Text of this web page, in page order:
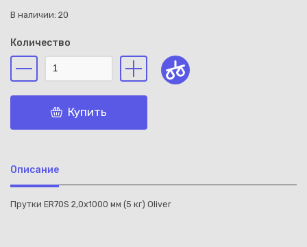
В наличии: 20
Количество
Купить
Описание
Прутки ER70S 2,0x1000 мм (5 кг) Oliver